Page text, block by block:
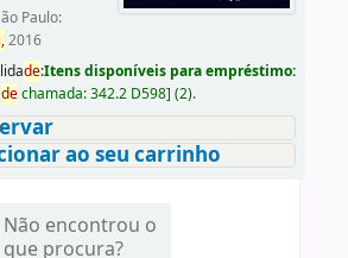
Paulo:
2016
de:Itens disponíveis para empréstimo:
dechamada:342.2 D598] (2).
ao seu carrinho
Não encontrou o
que procura?